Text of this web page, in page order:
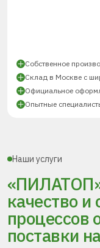
Собственное
Склад в Москве с
Официальное
Опытные
Наши услуги
качество и
процессов
поставки